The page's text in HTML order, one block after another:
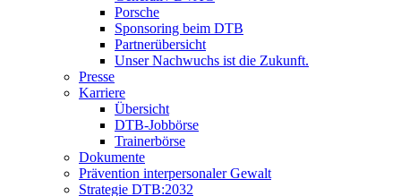
Porsche
Sponsoring beim DTB
Partnerübersicht
Unser Nachwuchs ist die Zukunft.
Presse
Karriere
Übersicht
DTB-Jobbörse
Trainerbörse
Dokumente
Prävention interpersonaler Gewalt
Strategie DTB:2032